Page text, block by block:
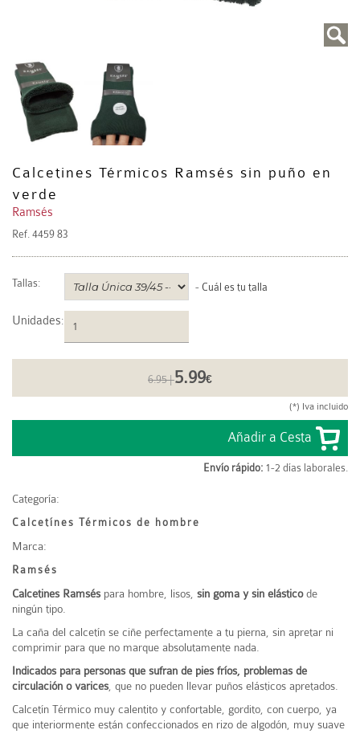
Calcetines Térmicos Ramsés sin puño en
verde
Ramsés
Ref. 4459 83
Tallas: - Cuál es tu talla
Unidades:
6.95 |5.99€
(*) Iva incluido
Envío rápido: 1-2 días laborales.
Categoría:
Calcetínes Térmicos de hombre
Marca:
Ramsés
Calcetines Ramsés para hombre, lisos, sin goma y sin elásticode
ningún tipo.
La caña del calcetín se ciñe perfectamente a tu pierna, sin apretar ni
comprimir para que no marque absolutamente nada.
Indicados para personas que sufran de pies fríos, problemas de
circulación o varices , que no pueden llevar puños elásticos apretados.
Calcetín Térmico muy calentito y confortable, gordito, con cuerpo, ya
que interiormente están confeccionados en rizo de algodón, muy suave